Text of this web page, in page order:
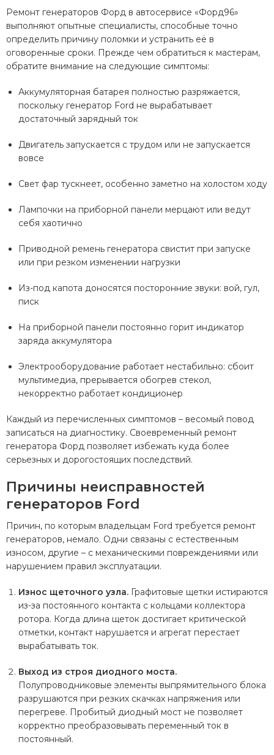
Ремонт генераторов Форд в автосервисе «Форд96»
выполняют опытные специалисты, способные точно
определить причину поломки и устранить её в
оговоренные сроки. Прежде чем обратиться к мастерам,
обратите внимание на следующие симптомы:
Аккумуляторная батарея полностью разряжается,
поскольку генератор Ford не вырабатывает
достаточный зарядный ток
Двигатель запускается с трудом или не запускается
вовсе
Свет фар тускнеет, особенно заметно на холостом ходу
Лампочки на приборной панели мерцают или ведут
себя хаотично
Приводной ремень генератора свистит при запуске
или при резком изменении нагрузки
Из-под капота доносятся посторонние звуки: вой, гул,
писк
На приборной панели постоянно горит индикатор
заряда аккумулятора
Электрооборудование работает нестабильно: сбоит
мультимедиа, прерывается обогрев стекол,
некорректно работает кондиционер
Каждый из перечисленных симптомов – весомый повод
записаться на диагностику. Своевременный ремонт
генератора Форд позволяет избежать куда более
серьезных и дорогостоящих последствий.
Причины неисправностей
генераторов Ford
Причин, по которым владельцам Ford требуется ремонт
генераторов, немало. Одни связаны с естественным
износом, другие – с механическими повреждениями или
нарушением правил эксплуатации.
Износ щеточного узла. Графитовые щетки истираются
из-за постоянного контакта с кольцами коллектора
ротора. Когда длина щеток достигает критической
отметки, контакт нарушается и агрегат перестает
вырабатывать ток.
Выход из строя диодного моста.
Полупроводниковые элементы выпрямительного блока
разрушаются при резких скачках напряжения или
перегреве. Пробитый диодный мост не позволяет
корректно преобразовывать переменный ток в
постоянный.